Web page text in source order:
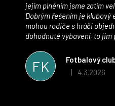
FK
Fotbalový
Hodnocení
4.3.2026
jejím plněním jsme zatím
Dobrým řešením je klubový
mohou rodiče s hráči
dohodnuté vybavení, to jim
oblečením jsme spokojeni,
komunikací a snahou řešit
velmi rychle a ke